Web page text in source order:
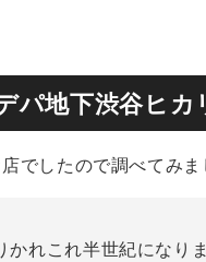
パ地下渋谷ヒ
でしたので調べてみま
かれこれ半世紀になりま